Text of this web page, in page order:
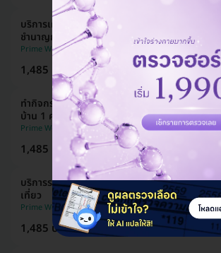
บริการเฝ้าไข้ที่บ้านหรือโรงพยาบาล โดยผู้ดูแลผู้
ชำนาญการ
Prime Wellness at your Home
1,485 บาท 2,000 บาท ประหยัด 26%
ทำกิจกรรมบำบัด โดยนักกายภาพบำบัด แบบบริกา
บ้าน 1 ครั้ง
Prime Wellness at your Home
1,485 บาท 2,000 บาท ประหยัด 26%
บริการรถพยาบาลฉุกเฉินหรือพบแพทย์ สำหรับไป
เที่ยว
Prime Wellness at your Home
1,485 บาท1,800 บาท ประหยัด 18%